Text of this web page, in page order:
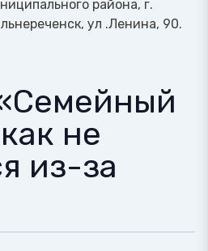
района, г.
ул .Ленина, 90.
не
из-за